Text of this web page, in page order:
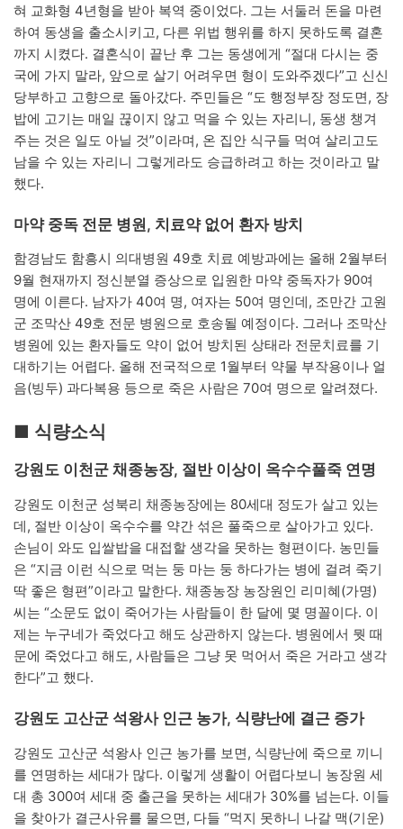
혀 교화형 4년형을 받아 복역 중이었다. 그는 서둘러 돈을 마련
하여 동생을 출소시키고, 다른 위법 행위를 하지 못하도록 결혼
까지 시켰다. 결혼식이 끝난 후 그는 동생에게 “절대 다시는 중
국에 가지 말라, 앞으로 살기 어려우면 형이 도와주겠다”고 신신
당부하고 고향으로 돌아갔다. 주민들은 “도 행정부장 정도면, 장
밥에 고기는 매일 끊이지 않고 먹을 수 있는 자리니, 동생 챙겨
주는 것은 일도 아닐 것”이라며, 온 집안 식구들 먹여 살리고도
남을 수 있는 자리니 그렇게라도 승급하려고 하는 것이라고 말
했다.
마약 중독 전문 병원, 치료약 없어 환자 방치
함경남도 함흥시 의대병원 49호 치료 예방과에는 올해 2월부터
9월 현재까지 정신분열 증상으로 입원한 마약 중독자가 90여
명에 이른다. 남자가 40여 명, 여자는 50여 명인데, 조만간 고원
군 조막산 49호 전문 병원으로 호송될 예정이다. 그러나 조막산
병원에 있는 환자들도 약이 없어 방치된 상태라 전문치료를 기
대하기는 어렵다. 올해 전국적으로 1월부터 약물 부작용이나 얼
음(빙두) 과다복용 등으로 죽은 사람은 70여 명으로 알려졌다.
■ 식량소식
강원도 이천군 채종농장, 절반 이상이 옥수수풀죽 연명
강원도 이천군 성북리 채종농장에는 80세대 정도가 살고 있는
데, 절반 이상이 옥수수를 약간 섞은 풀죽으로 살아가고 있다.
손님이 와도 입쌀밥을 대접할 생각을 못하는 형편이다. 농민들
은 “지금 이런 식으로 먹는 둥 마는 둥 하다가는 병에 걸려 죽기
딱 좋은 형편”이라고 말한다. 채종농장 농장원인 리미혜(가명)
씨는 “소문도 없이 죽어가는 사람들이 한 달에 몇 명꼴이다. 이
제는 누구네가 죽었다고 해도 상관하지 않는다. 병원에서 뭣 때
문에 죽었다고 해도, 사람들은 그냥 못 먹어서 죽은 거라고 생각
한다”고 했다.
강원도 고산군 석왕사 인근 농가, 식량난에 결근 증가
강원도 고산군 석왕사 인근 농가를 보면, 식량난에 죽으로 끼니
를 연명하는 세대가 많다. 이렇게 생활이 어렵다보니 농장원 세
대 총 300여 세대 중 출근을 못하는 세대가 30%를 넘는다. 이들
을 찾아가 결근사유를 물으면, 다들 “먹지 못하니 나갈 맥(기운)